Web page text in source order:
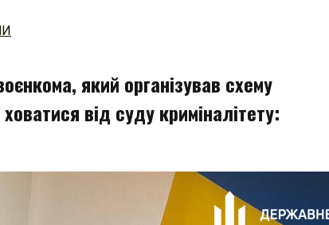
який організував схему
від суду криміналітету: